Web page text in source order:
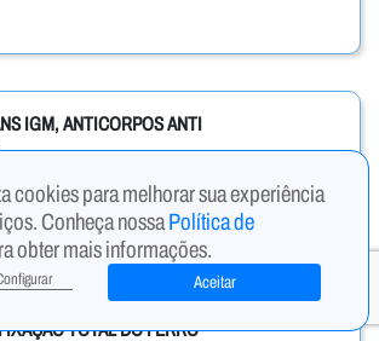
IGM, ANTICORPOS ANTI
TOTAL DO FERRO
cookies para melhorar sua experiência
Conheça nossaPolítica de
obter mais informações.
Aceitar